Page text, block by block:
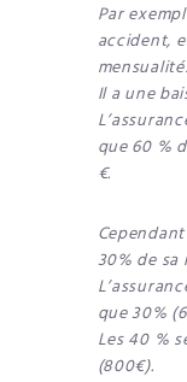
Par
accident,
Il a une
que 60 %
€.
30% de sa
que 30%
Les 40 %
(800€).